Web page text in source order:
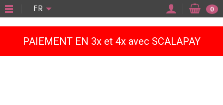
PAIEMENT EN 3x et 4x avec SCALAPAY
FR 0